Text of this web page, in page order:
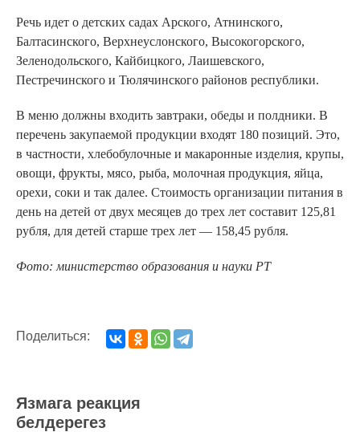
Речь идет о детских садах Арского, Атнинского,
Балтасинского, Верхнеуслонского, Высокогорского,
Зеленодольского, Кайбицкого, Лаишевского,
Пестречинского и Тюлячинского районов республики.
В меню должны входить завтраки, обеды и полдники. В
перечень закупаемой продукции входят 180 позиций. Это,
в частности, хлебобулочные и макаронные изделия, крупы,
овощи, фрукты, мясо, рыба, молочная продукция, яйца,
орехи, соки и так далее. Стоимость организации питания в
день на детей от двух месяцев до трех лет составит 125,81
рубля, для детей старше трех лет — 158,45 рубля.
Фото: министерство образования и науки РТ
Поделиться:
Язмага реакция
белдерегез